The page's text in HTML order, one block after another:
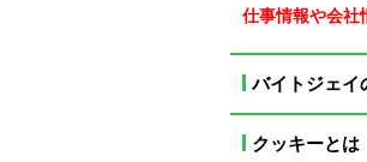
仕事情報や会社
バイトジェイ
クッキーとは